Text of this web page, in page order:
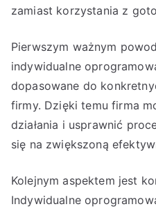
zamiast korzystania z
Pierwszym ważnym
indywidualne
dopasowane do
firmy. Dzięki temu firma
działania i usprawnić
się na zwiększoną
Kolejnym aspektem jest
Indywidualne